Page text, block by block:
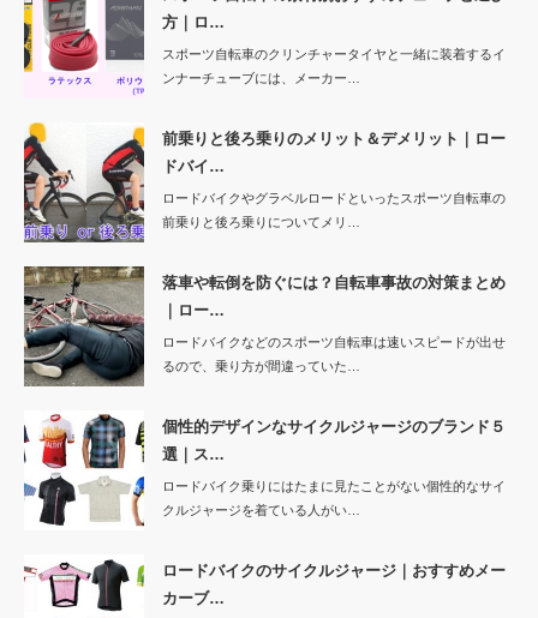
方｜ロ…
スポーツ自転車のクリンチャータイヤと一緒に装着するイ
ンナーチューブには、メーカー…
前乗りと後ろ乗りのメリット＆デメリット｜ロー
ドバイ…
ロードバイクやグラベルロードといったスポーツ自転車の
前乗りと後ろ乗りについてメリ…
落車や転倒を防ぐには？自転車事故の対策まとめ
｜ロー…
ロードバイクなどのスポーツ自転車は速いスピードが出せ
るので、乗り方が間違っていた…
個性的デザインなサイクルジャージのブランド５
選｜ス…
ロードバイク乗りにはたまに見たことがない個性的なサイ
クルジャージを着ている人がい…
ロードバイクのサイクルジャージ｜おすすめメー
カーブ…